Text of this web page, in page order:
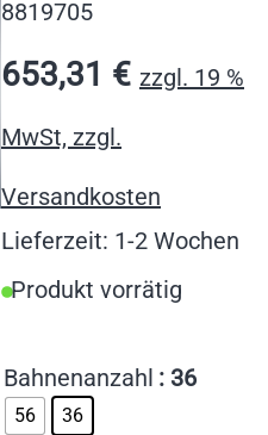
8819705
653,31 € zzgl. 19 %
MwSt, zzgl.
Versandkosten
Lieferzeit: 1-2 Wochen
Produkt vorrätig
Bahnenanzahl : 36
56 36